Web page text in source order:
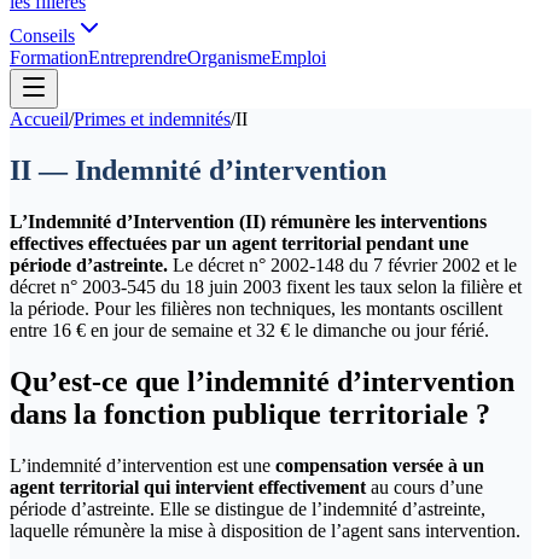
Conseils
FormationEntreprendreOrganismeEmploi
Accueil/Primes et indemnités/II
II — Indemnité d’intervention
L’Indemnité d’Intervention (II) rémunère les interventions
effectives effectuées par un agent territorial pendant une
période d’astreinte. Le décret n° 2002-148 du 7 février 2002 et le
décret n° 2003-545 du 18 juin 2003 fixent les taux selon la filière et
la période. Pour les filières non techniques, les montants oscillent
entre 16 € en jour de semaine et 32 € le dimanche ou jour férié.
Qu’est-ce que l’indemnité d’intervention
dans la fonction publique territoriale ?
L’indemnité d’intervention est une compensation versée à un
agent territorial qui intervient effectivement au cours d’une
période d’astreinte. Elle se distingue de l’indemnité d’astreinte,
laquelle rémunère la mise à disposition de l’agent sans intervention.